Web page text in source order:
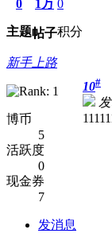
0
主题
1万
帖子
0
积分
新手上路
博币
5
活跃度
0
现金券
7
发消息
10#